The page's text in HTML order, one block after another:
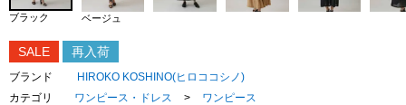
ブラック ベージュ
SALE 再入荷
ブランド
HIROKO KOSHINO(ヒロココシノ)
カテゴリ
ワンピース・ドレス >
ワンピース